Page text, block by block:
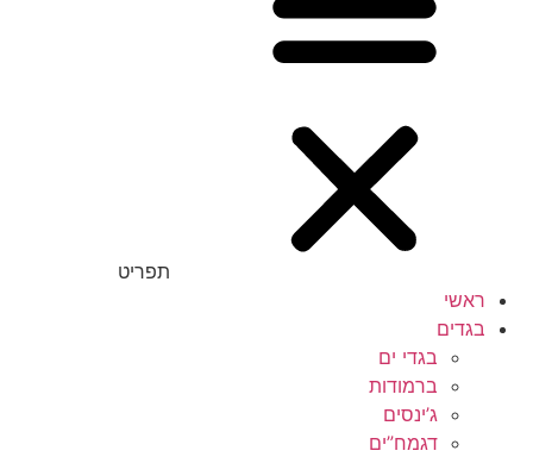
תפריט
ראשי
בגדים
בגדי ים
ברמודות
ג’ינסים
דגמח”ים